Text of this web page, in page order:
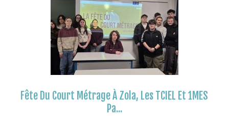
Fête Du Court Métrage À Zola, Les TCIEL Et 1MES
Pa...